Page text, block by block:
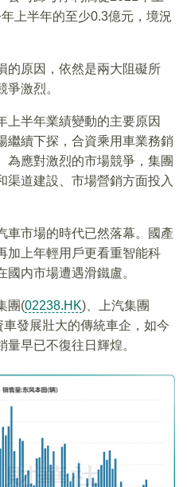
上半年的至少0.3億元，境況
的原因，依然是兩大阻礙所
激烈。
上半年業績變動的主要原因
繼續下探，合資乘用車業務銷
為應對激烈的市場競爭，集團
渠道建設、市場營銷方面投入
車市場的時代已然落幕。國產
加上年輕用戶更看重智能科
内市場遭遇滑鐵盧。
團(02238.HK)、上汽集團
發展壯大的傳統車企，如今
早已不復往日輝煌。